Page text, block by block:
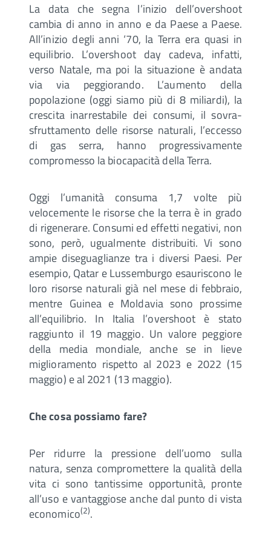
La data che segna l’inizio dell’overshoot
cambia di anno in anno e da Paese a Paese.
All’inizio degli anni ‘70, la Terra era quasi in
equilibrio. L’overshoot day cadeva, infatti,
verso Natale, ma poi la situazione è andata
via via peggiorando. L’aumento della
popolazione (oggi siamo più di 8 miliardi), la
crescita inarrestabile dei consumi, il sovra-
sfruttamento delle risorse naturali, l’eccesso
di gas serra, hanno progressivamente
compromesso la biocapacità della Terra.
Oggi l’umanità consuma 1,7 volte più
velocemente le risorse che la terra è in grado
di rigenerare. Consumi ed effetti negativi, non
sono, però, ugualmente distribuiti. Vi sono
ampie diseguaglianze tra i diversi Paesi. Per
esempio, Qatar e Lussemburgo esauriscono le
loro risorse naturali già nel mese di febbraio,
mentre Guinea e Moldavia sono prossime
all’equilibrio. In Italia l’overshoot è stato
raggiunto il 19 maggio. Un valore peggiore
della media mondiale, anche se in lieve
miglioramento rispetto al 2023 e 2022 (15
maggio) e al 2021 (13 maggio).
Che cosa possiamo fare?
Per ridurre la pressione dell’uomo sulla
natura, senza compromettere la qualità della
vita ci sono tantissime opportunità, pronte
all’uso e vantaggiose anche dal punto di vista
economico(2).